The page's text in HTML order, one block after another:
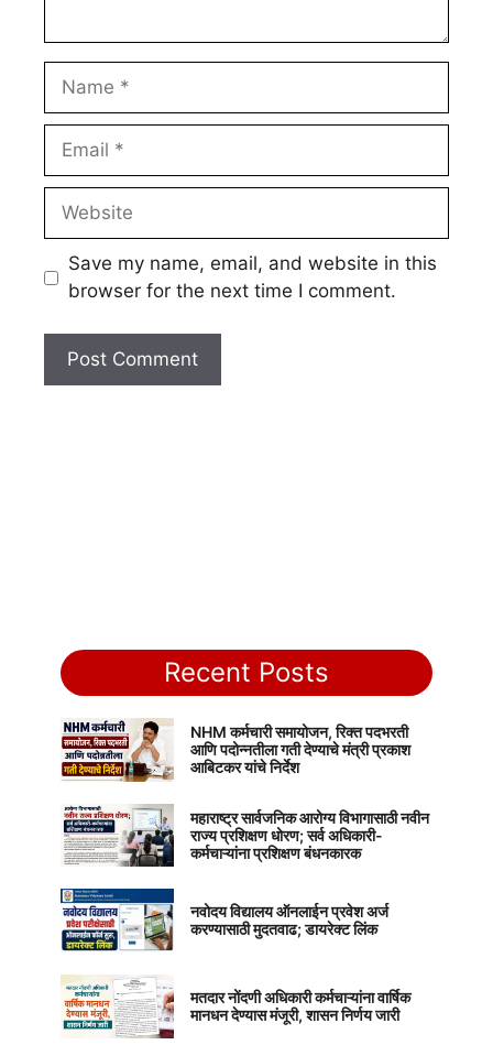
Name
Email
Website
Save my name, email, and website in this
browser for the next time I comment.
Recent Posts
NHM कर्मचारी समायोजन, रिक्त पदभरती
आणि पदोन्नतीला गती देण्याचे मंत्री प्रकाश
आबिटकर यांचे निर्देश
महाराष्ट्र सार्वजनिक आरोग्य विभागासाठी नवीन
राज्य प्रशिक्षण धोरण; सर्व अधिकारी-
कर्मचाऱ्यांना प्रशिक्षण बंधनकारक
नवोदय विद्यालय ऑनलाईन प्रवेश अर्ज
करण्यासाठी मुदतवाढ; डायरेक्ट लिंक
मतदार नोंदणी अधिकारी कर्मचाऱ्यांना वार्षिक
मानधन देण्यास मंजूरी, शासन निर्णय जारी